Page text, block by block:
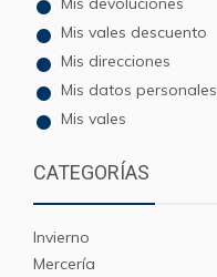
Mis vales descuento
Mis direcciones
Mis datos personales
Mis vales
CATEGORÍAS
Invierno
Mercería